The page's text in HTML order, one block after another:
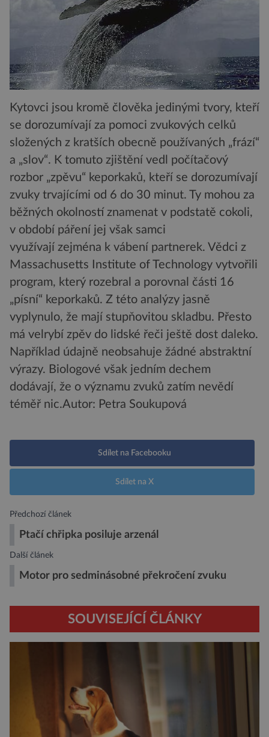
Kytovci jsou kromě člověka jedinými tvory, kteří
se dorozumívají za pomoci zvukových celků
složených z kratších obecně používaných „frází“
a „slov“. K tomuto zjištění vedl počítačový
rozbor „zpěvu“ keporkaků, kteří se dorozumívají
zvuky trvajícími od 6 do 30 minut. Ty mohou za
běžných okolností znamenat v podstatě cokoli,
v období páření jej však samci
využívají zejména k vábení partnerek. Vědci z
Massachusetts Institute of Technology vytvořili
program, který rozebral a porovnal části 16
„písní“ keporkaků. Z této analýzy jasně
vyplynulo, že mají stupňovitou skladbu. Přesto
má velrybí zpěv do lidské řeči ještě dost daleko.
Například údajně neobsahuje žádné abstraktní
výrazy. Biologové však jedním dechem
dodávají, že o významu zvuků zatím nevědí
téměř nic.Autor: Petra Soukupová
Sdílet na Facebooku
Sdílet na X
Předchozí článek
Ptačí chřipka posiluje arzenál
Další článek
Motor pro sedminásobné překročení zvuku
SOUVISEJÍCÍ ČLÁNKY